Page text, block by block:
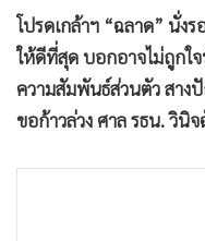
• ชุมชน-คุณภาพชีวิต
• อาชญากรรม
• Motoring
• เกม
โปรดเกล้าฯ “ฉลาด” นั่ง
ให้ดีที่สุด บอกอาจไม่ถูกใ
ความสัมพันธ์ส่วนตัว สาง
ขอก้าวล่วง ศาล รธน. วินิ